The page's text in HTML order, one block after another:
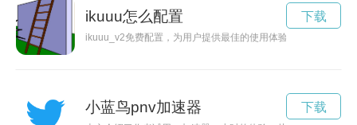
ikuuu怎么配置
ikuuu_v2免费配置，为用户提供最佳的使用体验，让您尽情享
下载
小蓝鸟pnv加速器 下载